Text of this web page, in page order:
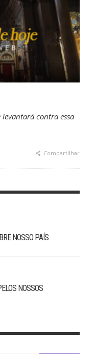
contra essa
Compartilhar
NOSSO PAÍS
NOSSOS